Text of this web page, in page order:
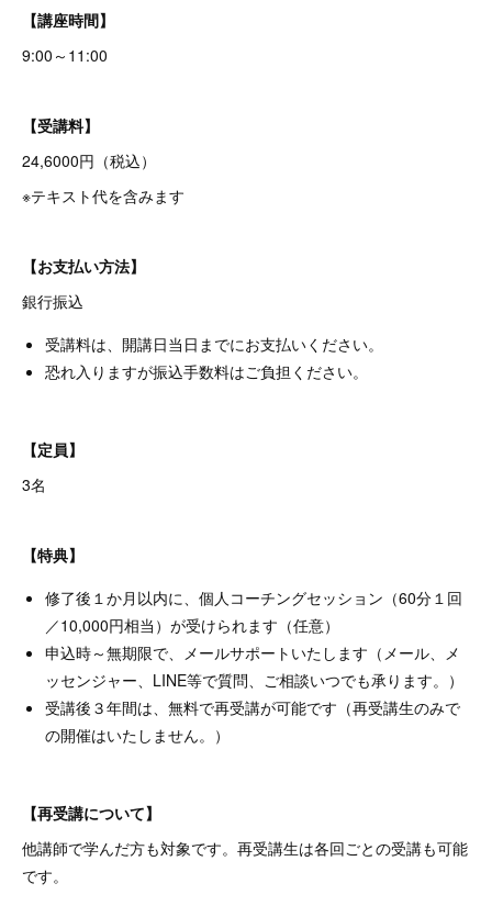
【講座時間】
9:00～11:00
【受講料】
24,6000円（税込）
※テキスト代を含みます
【お支払い方法】
銀行振込
受講料は、開講日当日までにお支払いください。
恐れ入りますが振込手数料はご負担ください。
【定員】
3名
【特典】
修了後１か月以内に、個人コーチングセッション（60分１回
／10,000円相当）が受けられます（任意）
申込時～無期限で、メールサポートいたします（メール、メ
ッセンジャー、LINE等で質問、ご相談いつでも承ります。）
受講後３年間は、無料で再受講が可能です（再受講生のみで
の開催はいたしません。）
【再受講について】
他講師で学んだ方も対象です。再受講生は各回ごとの受講も可能
です。